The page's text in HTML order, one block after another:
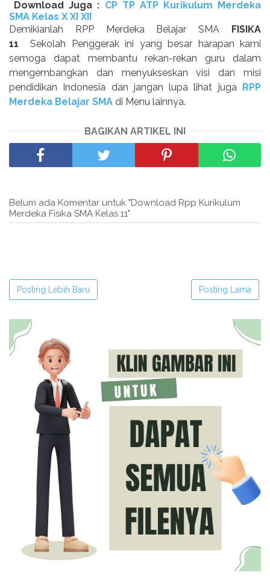
Download Juga : CP TP ATP Kurikulum Merdeka
SMA Kelas X XI XII
Demikianlah RPP Merdeka Belajar SMA
FISIKA
11 Sekolah Penggerak ini yang besar harapan kami
semoga dapat membantu rekan-rekan guru dalam
mengembangkan dan menyukseskan visi dan misi
pendidikan Indonesia dan jangan lupa lihat juga
RPP
Merdeka Belajar SMA di Menu lainnya.
BAGIKAN ARTIKEL INI
Belum ada Komentar untuk "Download Rpp Kurikulum
Merdeka Fisika SMA Kelas 11"
Posting Lebih Baru Posting Lama